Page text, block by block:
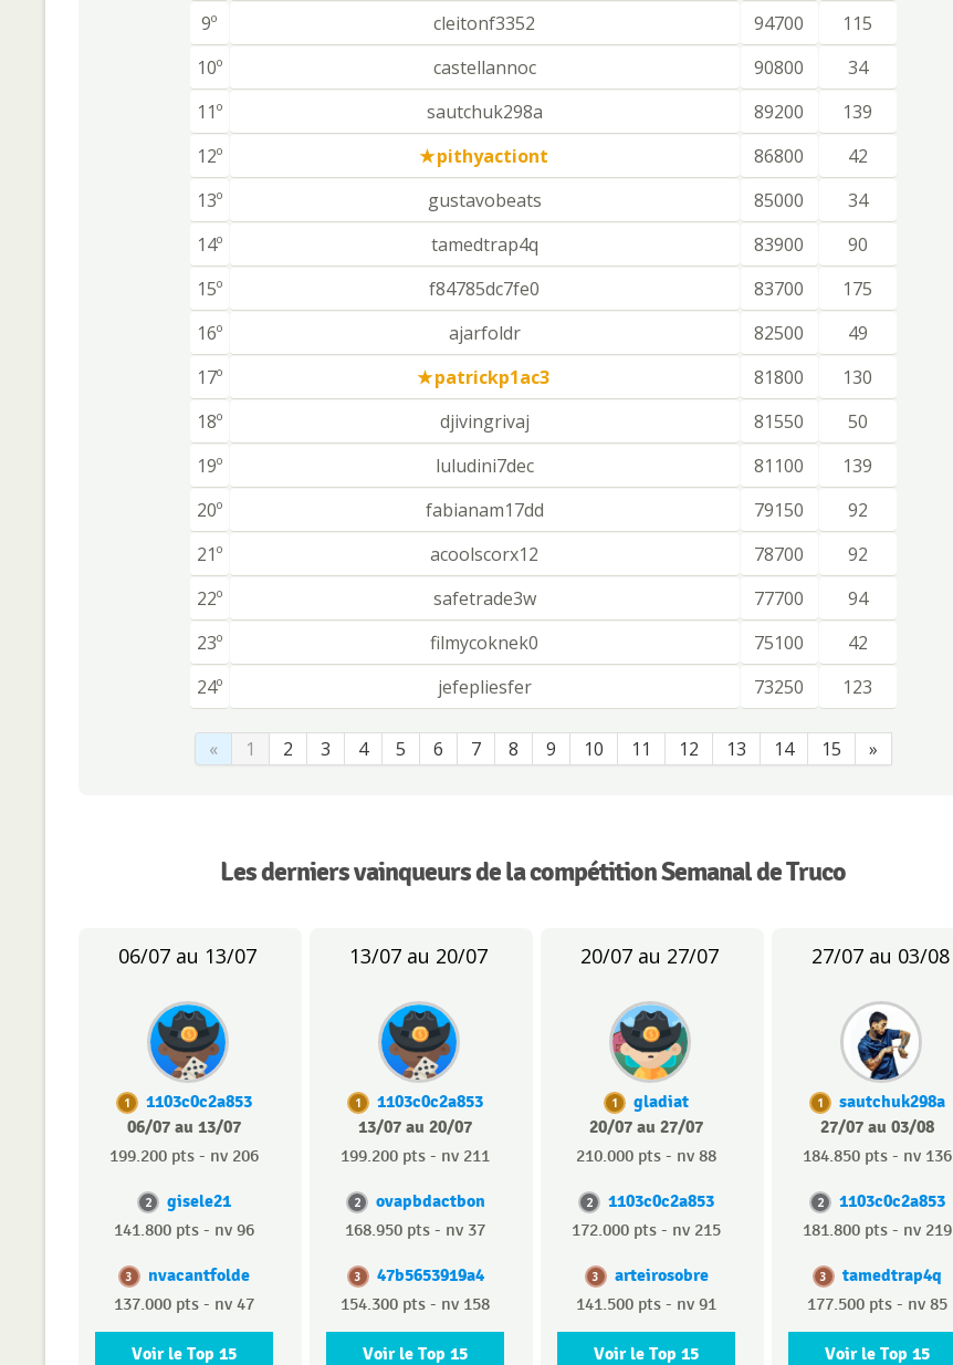
9º
cleitonf3352 94700
115
10º
castellannoc 90800
34
11º
sautchuk298a 89200
139
12º
pithyactiont 86800
42
13º
gustavobeats 85000
34
14º
tamedtrap4q 83900
90
15º
f84785dc7fe0 83700
175
16º
ajarfoldr 82500
49
17º
patrickp1ac3 81800
130
18º
djivingrivaj 81550
50
19º
luludini7dec 81100
139
20º
fabianam17dd 79150
92
21º
acoolscorx12 78700
92
22º
safetrade3w 77700
94
23º
filmycoknek0 75100
42
24º
jefepliesfer 73250 123
« 1 2 3 4 5 6 7 8 9 10 11 12 13 14 15 »
Les derniers vainqueurs de la compétition Semanal de Truco
06/07 au 13/07
1
1103c0c2a853
06/07 au 13/07
199.200 pts - nv 206
2 gisele21
141.800 pts - nv 96
3 nvacantfolde
137.000 pts - nv 47
Voir le Top 15
13/07 au 20/07
1
1103c0c2a853
13/07 au 20/07
199.200 pts - nv 211
2 ovapbdactbon
168.950 pts - nv 37
3 47b5653919a4
154.300 pts - nv 158
Voir le Top 15
20/07 au 27/07
1
gladiat
20/07 au 27/07
210.000 pts - nv 88
2 1103c0c2a853
172.000 pts - nv 215
3 arteirosobre
141.500 pts - nv 91
Voir le Top 15
27/07 au 03/08
1
sautchuk298a
27/07 au 03/08
184.850 pts - nv 136
2 1103c0c2a853
181.800 pts - nv 219
3 tamedtrap4q
177.500 pts - nv 85
Voir le Top 15